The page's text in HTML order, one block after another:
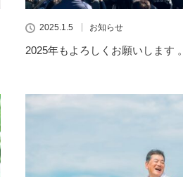
2025.1.5 お知らせ
2025年もよろしくお願いします 。